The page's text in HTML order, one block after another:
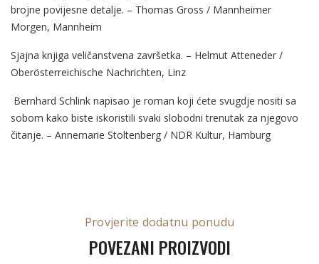
brojne povijesne detalje. – Thomas Gross / Mannheimer
Morgen, Mannheim
Sjajna knjiga veličanstvena završetka. – Helmut Atteneder /
Oberösterreichische Nachrichten, Linz
Bernhard Schlink napisao je roman koji ćete svugdje nositi sa
sobom kako biste iskoristili svaki slobodni trenutak za njegovo
čitanje. – Annemarie Stoltenberg / NDR Kultur, Hamburg
Provjerite dodatnu ponudu
POVEZANI PROIZVODI